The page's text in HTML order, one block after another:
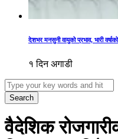
देशभर मनसुनी वायुको प्रभाव, भारी
१ दिन अगाडी
Search
वैदेशिक